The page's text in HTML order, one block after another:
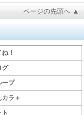
ページの先頭へ ▲
！
グ
ープ
カラ＋
ト